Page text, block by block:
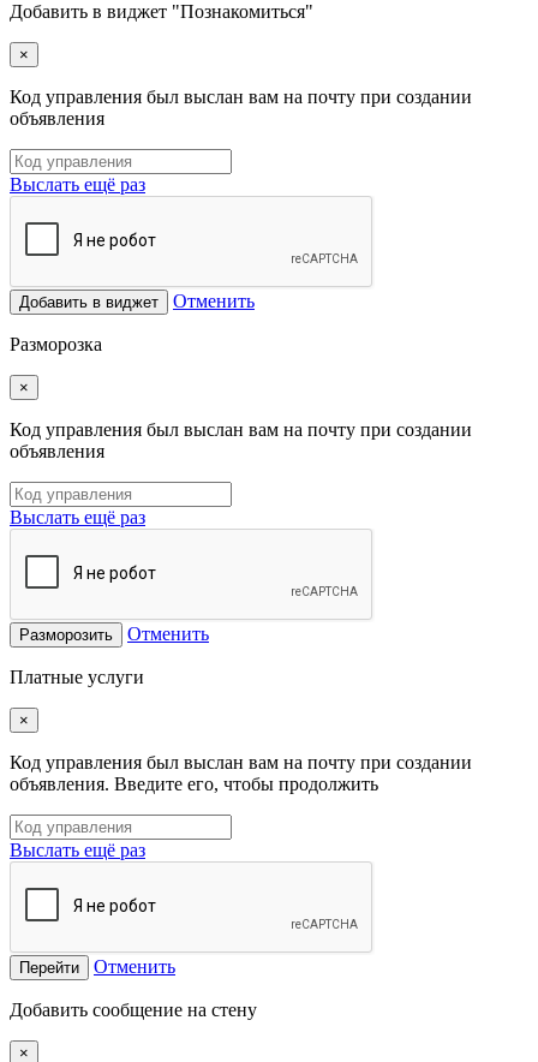
Добавить в виджет "Познакомиться"
×
Код управления был выслан вам на почту при создании
объявления
Выслать ещё раз
Добавить в виджет Отменить
Разморозка
×
Код управления был выслан вам на почту при создании
объявления
Выслать ещё раз
Разморозить Отменить
Платные услуги
×
Код управления был выслан вам на почту при создании
объявления. Введите его, чтобы продолжить
Выслать ещё раз
Перейти Отменить
Добавить сообщение на стену
×